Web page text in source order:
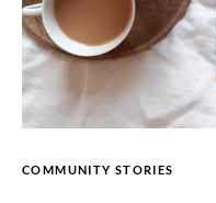
COMMUNITY STORIES